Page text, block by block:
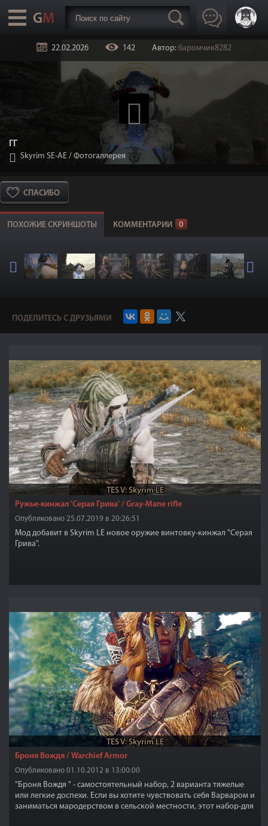
22.02.2026 142 Автор: баромчик8282
ГГ
Skyrim SE-АЕ / Фотогаллерея
СПАСИБО
ПОХОЖИЕ СКРИНШОТЫ КОММЕНТАРИИ 0
ПОДЕЛИТЕСЬ С ДРУЗЬЯМИ
TES V: Skyrim LE
Ружье-кинжал 'Серая Грива' / Gray-Mane rifle
Опубликовано 25.07.2019 в 20:26:51
Мод добавит в Skyrim LE новое оружие винтовку-кинжал "Серая
Грива".
TES V: Skyrim LE
Броня Вождя / Warchief Armor
Опубликовано 01.10.2012 в 13:00:00
"Броня Вождя " - самостоятельный набор, 2 варианта тяжелые
или легкие доспехи. Если вы хотите чувствовать себя Варваром и
заниматься мародерством в сельской местности, этот набор-для